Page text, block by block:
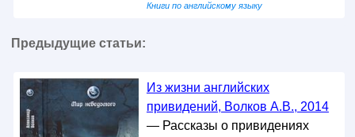
Книги по английскому языку
Предыдущие статьи:
Из жизни английских
привидений, Волков А.В., 2014
— Рассказы о привидениях